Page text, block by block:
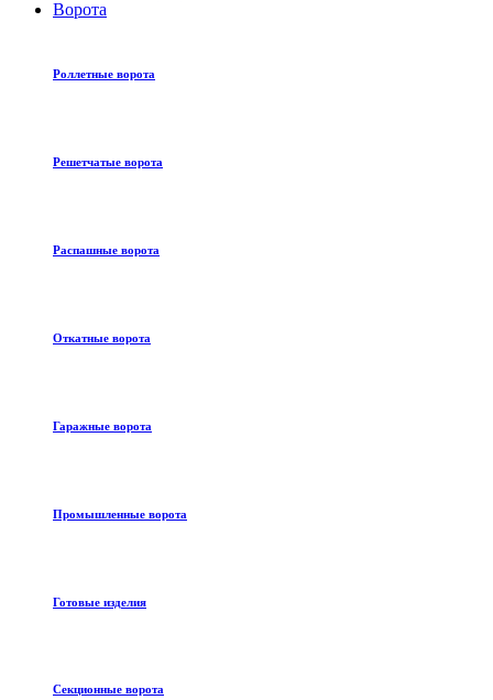
Ворота
Роллетные ворота
Решетчатые ворота
Распашные ворота
Откатные ворота
Гаражные ворота
Промышленные ворота
Готовые изделия
Секционные ворота